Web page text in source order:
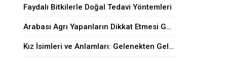
Faydalı Bitkilerle Doğal Tedavi Yöntemleri
Arabası Agrı Yapanların Dikkat Etmesi Gerekenler
Kız İsimleri ve Anlamları: Gelenekten Geleceğe